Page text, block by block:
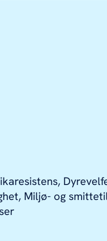
Miljø- og